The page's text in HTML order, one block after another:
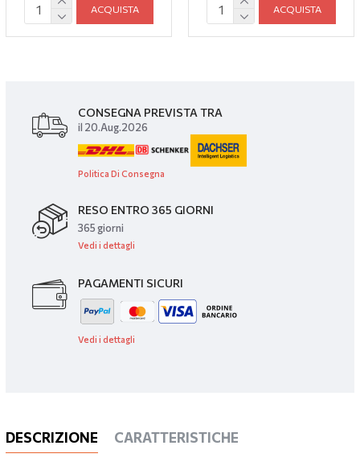
ACQUISTA ACQUISTA
CONSEGNA PREVISTA TRA
il 20.Aug.2026
Politica Di Consegna
RESO ENTRO 365 GIORNI
365 giorni
Vedi i dettagli
PAGAMENTI SICURI
Vedi i dettagli
DESCRIZIONE CARATTERISTICHE